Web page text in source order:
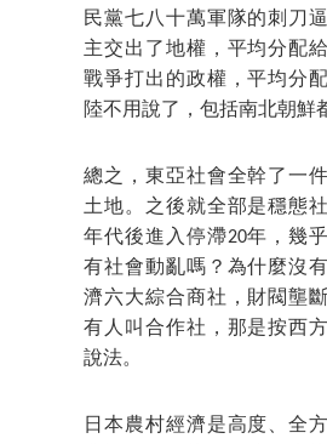
民黨七八十萬軍隊的刺刀
主交出了地權，平均分配
戰爭打出的政權，平均分
陸不用說了，包括南北朝鮮
總之，東亞社會全幹了一
土地。之後就全部是穩態
年代後進入停滯20年，幾
有社會動亂嗎？為什麼沒
濟六大綜合商社，財閥壟
有人叫合作社，那是按西
說法。
日本農村經濟是高度、全